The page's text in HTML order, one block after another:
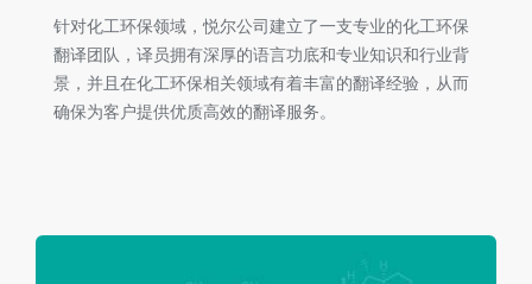
针对化工环保领域，悦尔公司建立了一支专业的化工环保
翻译团队，译员拥有深厚的语言功底和专业知识和行业背
景，并且在化工环保相关领域有着丰富的翻译经验，从而
确保为客户提供优质高效的翻译服务。